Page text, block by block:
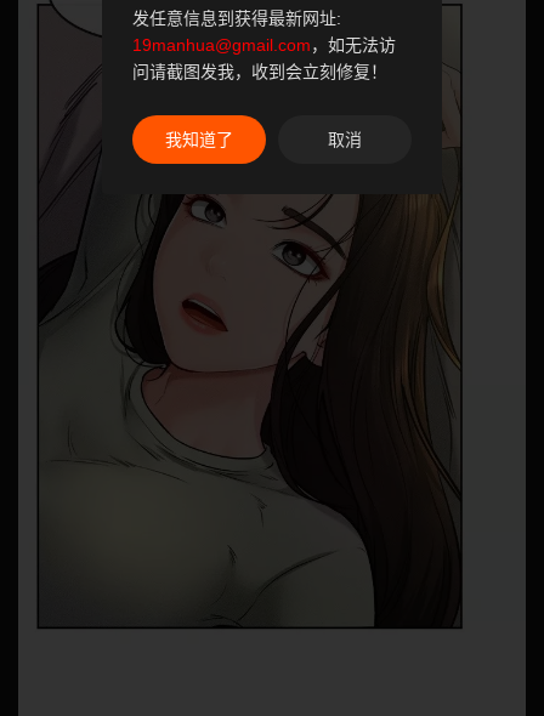
发任意信息到获得最新网址:
19manhua@gmail.com，如无法访
问请截图发我，收到会立刻修复！
我知道了 取消